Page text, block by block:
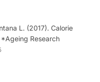
L. (2017). Calorie
Research